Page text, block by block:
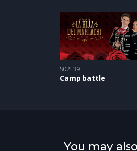
S02E39
Camp battle
You may